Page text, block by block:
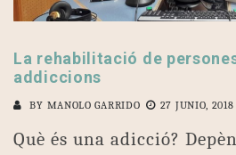
La rehabilitació de
addiccions
BY MANOLO GARRIDO 27 JUNIO, 2018
Què és una adicció?